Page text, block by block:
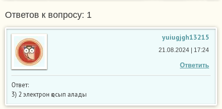
Ответов к вопросу: 1
yuiugjgh13215
Ответить
21.08.2024 | 17:24
Ответ:
3) 2 электрон қосып алады